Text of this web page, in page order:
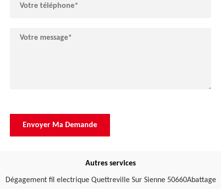
Autres services
Dégagement fil electrique Quettreville Sur Sienne 50660Abattage